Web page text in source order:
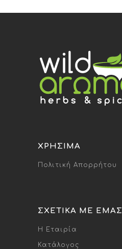
ΧΡΉΣΙΜΑ
Πολιτική Απορρήτου
ΣΧΕΤΙΚΆ ΜΕ ΕΜΆΣ
Η Εταιρία
Κατάλογος